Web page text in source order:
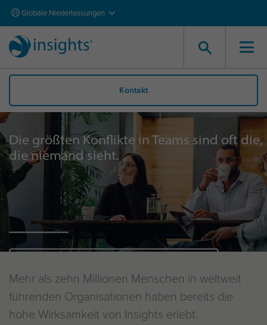
Globale Niederlassungen
Kontakt
Die größten Konflikte in Teams sind oft die,
die niemand sieht.
Mehr als zehn Millionen Menschen in weltweit
führenden Organisationen haben bereits die
hohe Wirksamkeit von Insights erlebt.